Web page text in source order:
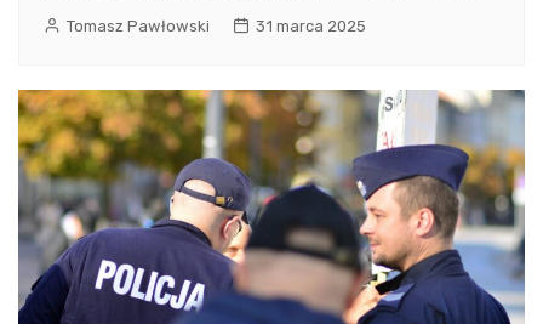
Tomasz Pawłowski 31 marca 2025